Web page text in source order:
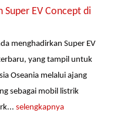
Super EV Concept di
menghadirkan Super EV
yang tampil untuk
Oseania melalui ajang
sebagai mobil listrik
selengkapnya